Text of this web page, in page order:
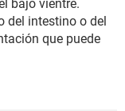
bajo vientre.
del intestino o del
que puede